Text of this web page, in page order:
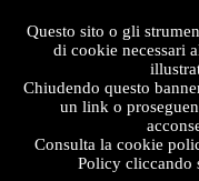
Questo sito o gli
di cookie necessari
Chiudendo questo
un link o
Consulta la cookie
Policy cliccando
Menu